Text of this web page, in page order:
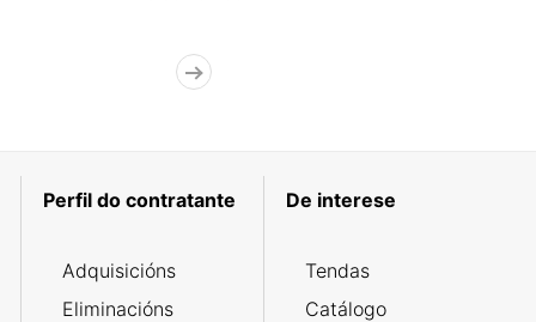
Perfil do contratante
Adquisicións
Eliminacións
De interese
Tendas
Catálogo